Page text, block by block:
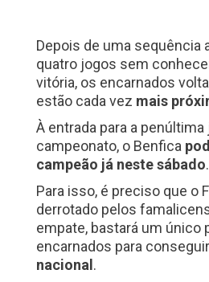
Depois de uma sequência
quatro jogos sem
vitória, os encarnados
estão cada vez mais
À entrada para a penúltima
campeonato, o Benfica
campeão já neste sábado.
Para isso, é preciso que o
derrotado pelos
empate, bastará um único
encarnados para
nacional .